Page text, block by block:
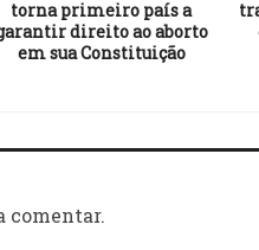
torna primeiro país a
direito ao aborto
em sua Constituição
comentar.